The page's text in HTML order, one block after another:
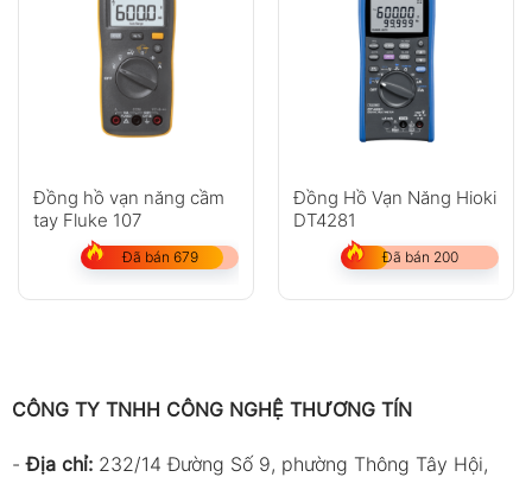
Đồng hồ vạn năng cầm
tay Fluke 107
Đã bán 679
Đồng Hồ Vạn Năng Hioki
DT4281
Đã bán 200
CÔNG TY TNHH CÔNG NGHỆ THƯƠNG TÍN
-Địa chỉ: 232/14 Đường Số 9, phường Thông Tây Hội,